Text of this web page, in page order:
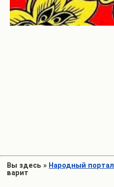
Вы здесь » Народный портал
варит